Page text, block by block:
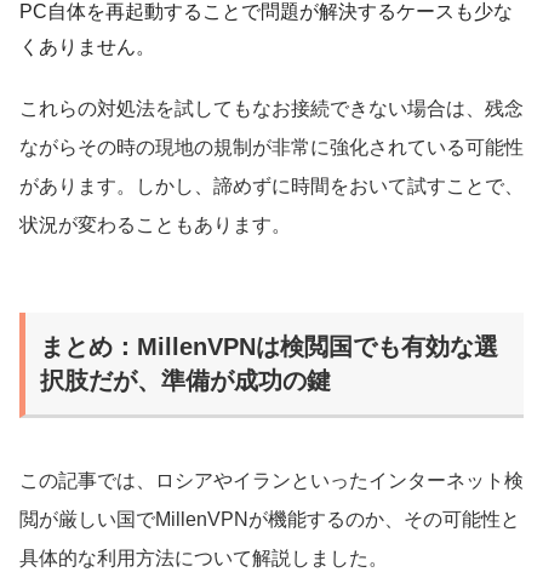
PC自体を再起動することで問題が解決するケースも少な
くありません。
これらの対処法を試してもなお接続できない場合は、残念
ながらその時の現地の規制が非常に強化されている可能性
があります。しかし、諦めずに時間をおいて試すことで、
状況が変わることもあります。
まとめ：MillenVPNは検閲国でも有効な選
択肢だが、準備が成功の鍵
この記事では、ロシアやイランといったインターネット検
閲が厳しい国でMillenVPNが機能するのか、その可能性と
具体的な利用方法について解説しました。